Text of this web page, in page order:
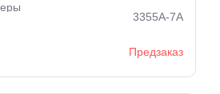
3355A-7A
Предзаказ